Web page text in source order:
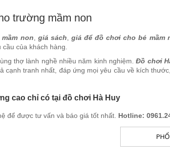
trường mầm non
non, giá sách, giá để đồ chơi cho bé mầm
của khách hàng.
thợ lành nghề nhiều năm kinh nghiệm.Đồ chơi
cạnh tranh nhất, đáp ứng mọi yêu cầu về kích
cao chỉ có tại đồ chơi Hà Huy
để được tư vấn và báo giá tốt nhất. Hotline: